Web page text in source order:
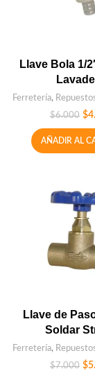
Llave Bola 1/
Ferretería,
$6.000 $
AÑADIR AL
Llave de
Soldar
Ferretería,
$7.000 $